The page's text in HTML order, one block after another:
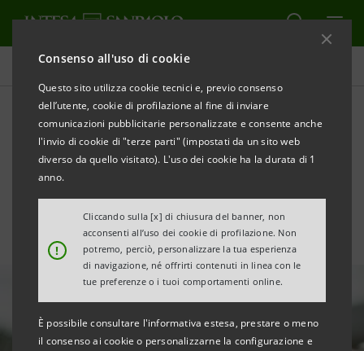
Consenso all'uso di cookie
Questo sito utilizza cookie tecnici e, previo consenso
dell’utente, cookie di profilazione al fine di inviare
comunicazioni pubblicitarie personalizzate e consente anche
l'invio di cookie di "terze parti" (impostati da un sito web
diverso da quello visitato). L'uso dei cookie ha la durata di 1
anno.
!
Cliccando sulla [x] di chiusura del banner, non
acconsenti all’uso dei cookie di profilazione. Non
potremo, perciò, personalizzare la tua esperienza
di navigazione, né offrirti contenuti in linea con le
tue preferenze o i tuoi comportamenti online.
È possibile consultare l'informativa estesa, prestare o meno
il consenso ai cookie o personalizzarne la configurazione e
Tutte le news
I consumi culturali degli
italiani ai tempi di COVID-19